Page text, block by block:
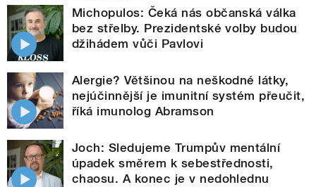
Michopulos: Čeká nás občanská válka
bez střelby. Prezidentské volby budou
džihádem vůči Pavlovi
Alergie? Většinou na neškodné látky,
nejúčinnější je imunitní systém přeučit,
říká imunolog Abramson
Joch: Sledujeme Trumpův mentální
úpadek směrem k sebestřednosti,
chaosu. A konec je v nedohlednu